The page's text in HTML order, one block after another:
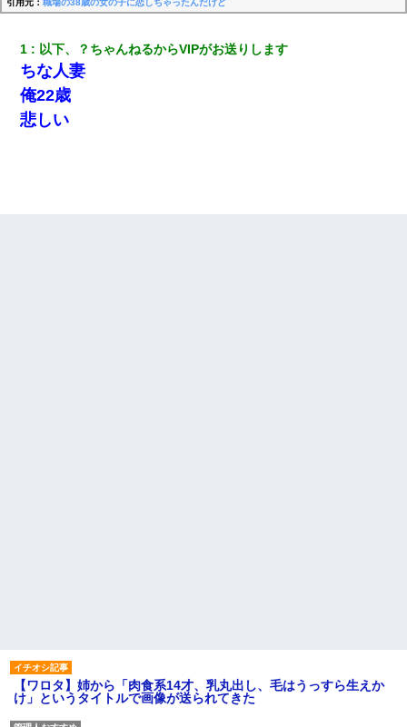
1 以下、？ちゃんねるからVIPがお送りします
ちな人妻
俺22歳
悲しい
【ワロタ】姉から「肉食系14才、乳丸出し、毛はうっすら生えか
け」というタイトルで画像が送られてきた